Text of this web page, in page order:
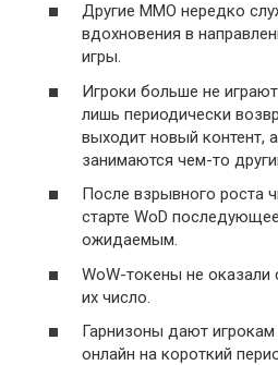
Другие ММО нередко
вдохновения в
игры.
Игроки больше не
лишь периодически
выходит новый контент,
занимаются чем-то
После взрывного роста
старте WoD
ожидаемым.
WoW-токены не оказали
их число.
Гарнизоны дают игрокам
онлайн на короткий